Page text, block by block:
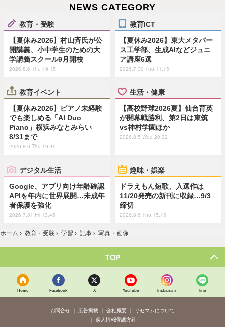
NEWS CATEGORY
教育・受験
【夏休み2026】村山斉氏が公
開講義、小中学生のための大
学講義スクール9月開校
2026.8.6 Thu 19:15
教育ICT
【夏休み2026】東大メタバー
ス工学部、生成AIなどジュニ
ア講座6選
2026.7.30 Thu 11:15
教育イベント
【夏休み2026】ピアノ未経験
でも楽しめる「AI Duo
Piano」横浜みなとみらい
8/31まで
2026.8.6 Thu 19:45
生活・健康
【高校野球2026夏】仙台育英
が開幕戦勝利、第2日は東筑
vs神村学園ほか
2026.8.5 Wed 20:32
デジタル生活
Google、アプリ向け年齢確認
APIを年内に世界展開…未成年
者保護を強化
2026.7.31 Fri 13:45
趣味・娯楽
ドラえもん短歌、入選作は
11/20発売の新刊に収録…9/3
締切
2026.8.6 Thu 15:15
ホーム › 教育・受験 › 学習 › 記事 › 写真・画像
TOP
Home Facebook X YouTube Instagram line
お問合せ 広告掲載 会社概要
リセマムについて
個人情報保護方針